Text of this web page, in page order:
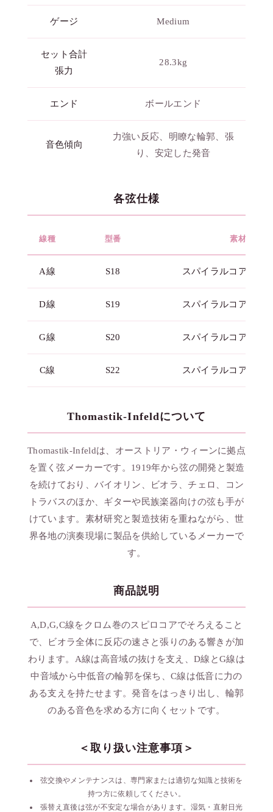
ゲージ Medium
セット合計
張力
28.3kg
エンド ボールエンド
音色傾向
力強い反応、明瞭な輪郭、張
り、安定した発音
各弦仕様
線種 型番 素材
A線 S18 スパイラルコア・ク
D線 S19 スパイラルコア・ク
G線 S20 スパイラルコア・ク
C線 S22 スパイラルコア・ク
Thomastik-Infeldについて
Thomastik-Infeldは、オーストリア・ウィーンに拠点
を置く弦メーカーです。1919年から弦の開発と製造
を続けており、バイオリン、ビオラ、チェロ、コン
トラバスのほか、ギターや民族楽器向けの弦も手が
けています。素材研究と製造技術を重ねながら、世
界各地の演奏現場に製品を供給しているメーカーで
す。
商品説明
A,D,G,C線をクロム巻のスピロコアでそろえること
で、ビオラ全体に反応の速さと張りのある響きが加
わります。A線は高音域の抜けを支え、D線とG線は
中音域から中低音の輪郭を保ち、C線は低音に力の
ある支えを持たせます。発音をはっきり出し、輪郭
のある音色を求める方に向くセットです。
＜取り扱い注意事項＞
弦交換やメンテナンスは、専門家または適切な知識と技術を
持つ方に依頼してください。
張替え直後は弦が不安定な場合があります。湿気・直射日光